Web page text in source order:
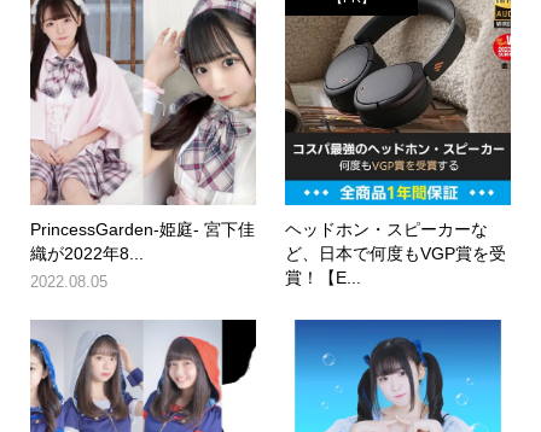
PrincessGarden-姫庭- 宮下佳
織が2022年8...
2022.08.05
ヘッドホン・スピーカーな
ど、日本で何度もVGP賞を受
賞！【E...